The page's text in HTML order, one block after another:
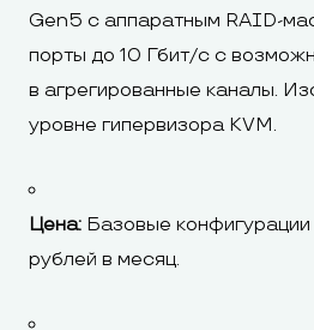
Gen5 с аппаратным RAID-
порты до 10 Гбит/с с
в агрегированные каналы.
уровне гипервизора KVM.
Цена: Базовые
рублей в месяц.